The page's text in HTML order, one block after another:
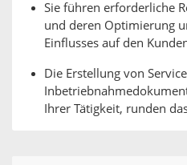
Sie führen erforderliche
und deren Optimierung
Einflusses auf den
Die Erstellung von
Ihrer Tätigkeit, runden